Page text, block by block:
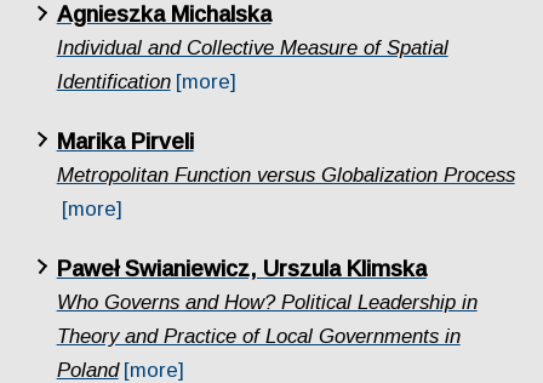
Agnieszka Michalska
Individual and Collective Measure of Spatial
Identification [more]
Marika Pirveli
Metropolitan Function versus Globalization Process
[more]
Paweł Swianiewicz, Urszula Klimska
Who Governs and How? Political Leadership in
Theory and Practice of Local Governments in
Poland [more]